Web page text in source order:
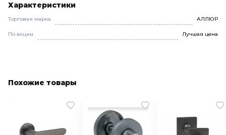
Характеристики
Торговая марка АЛЛЮР
По акции Лучшая цена
Похожие товары